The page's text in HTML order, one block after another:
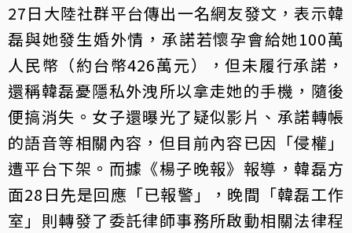
27日大陸社群平台傳出一名網友發文，表示韓
磊與她發生婚外情，承諾若懷孕會給她100萬
人民幣（約台幣426萬元），但未履行承諾，
還稱韓磊憂隱私外洩所以拿走她的手機，隨後
便搞消失。女子還曝光了疑似影片、承諾轉帳
的語音等相關內容，但目前內容已因「侵權」
遭平台下架。而據《楊子晚報》報導，韓磊方
面28日先是回應「已報警」，晚間「韓磊工作
室」則轉發了委託律師事務所啟動相關法律程